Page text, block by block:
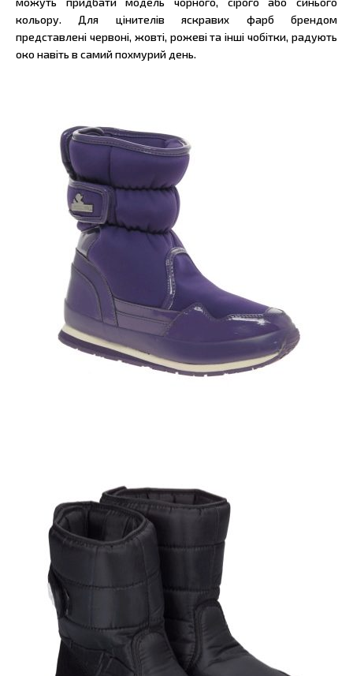
кольору. Для цінителів яскравих фарб брендом
представлені червоні, жовті, рожеві та інші чобітки, радують
око навіть в самий похмурий день.